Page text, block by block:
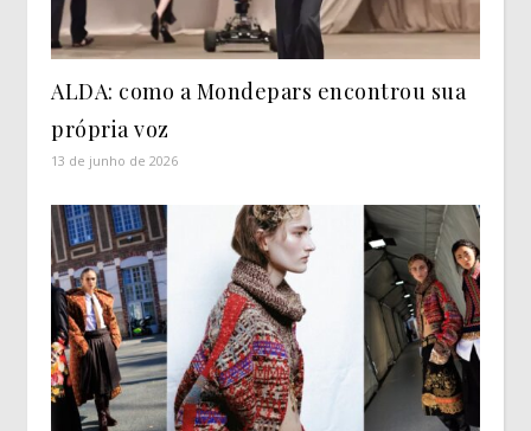
ALDA: como a Mondepars encontrou sua
própria voz
13 de junho de 2026